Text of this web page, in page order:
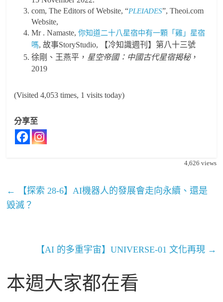
com, The Editors of Website, “PLEIADES”, Theoi.com
Website,
Mr . Namaste,你知道二十八星宿中有一顆「雞」星宿
嗎, 故事StoryStudio, 【冷知識週刊】第八十三號
徐剛、王燕平， 星空帝國：中國古代星宿揭秘，
2019
(Visited 4,053 times, 1 visits today)
分享至
4,626 views
←
【探索 28-6】AI機器人的發展會走向永續、還是
毀滅？
【AI 的多重宇宙】UNIVERSE-01 文化再現 →
本週大家都在看